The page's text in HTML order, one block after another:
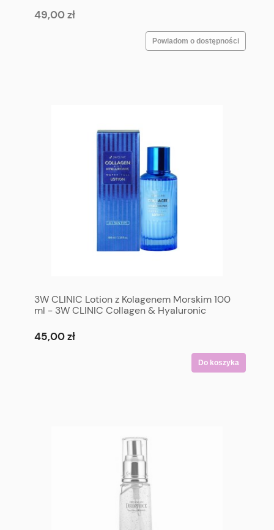
49,00 zł
Powiadom o dostępności
3W CLINIC Lotion z Kolagenem Morskim 100
ml - 3W CLINIC Collagen & Hyaluronic
45,00 zł
Do koszyka